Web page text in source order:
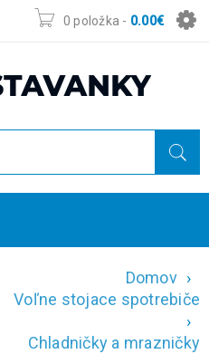
0 položka - 0.00€
Domov ›
Voľne stojace spotrebiče
›
Chladničky a mrazničky